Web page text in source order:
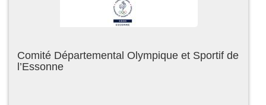
Comité Départemental Olympique et Sportif de
l’Essonne